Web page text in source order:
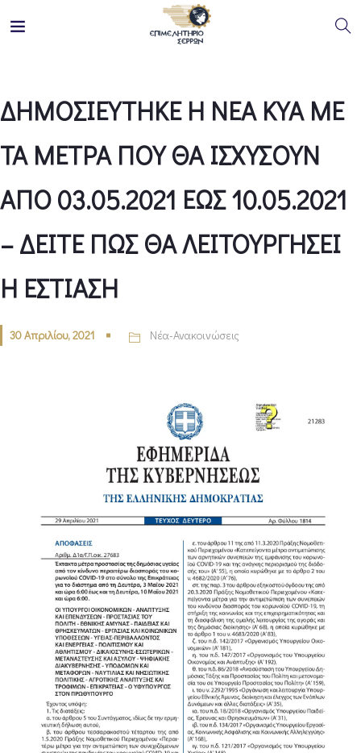
ΔΗΜΟΣΙΕΥΤΗΚΕ Η ΝΕΑ ΚΥΑ ΜΕ
ΤΑ ΜΕΤΡΑ ΠΟΥ ΘΑ ΙΣΧΥΣΟΥΝ
ΑΠΟ 03.05.2021 ΕΩΣ 10.05.2021
– ΔΕΙΤΕ ΠΩΣ ΘΑ ΛΕΙΤΟΥΡΓΗΣΕΙ
Η ΕΣΤΙΑΣΗ
30 Απριλίου, 2021 Νέα-Ανακοινώσεις